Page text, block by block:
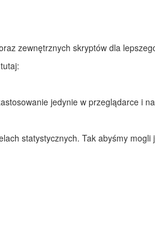
zewnętrznych skryptów dla
jedynie w przeglądarce i
statystycznych. Tak abyśmy